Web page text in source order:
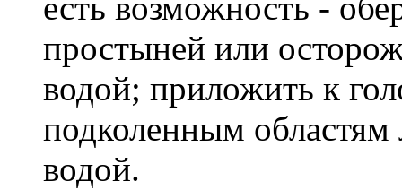
есть возможность -
простыней или
водой; приложить к
подколенным
водой.